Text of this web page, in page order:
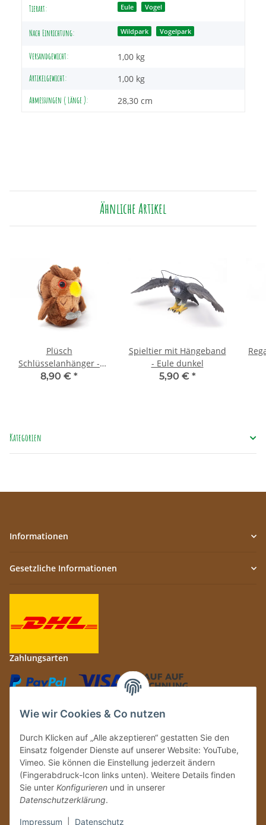
Wie wir Cookies & Co nutzen
Durch Klicken auf „Alle akzeptieren“ gestatten Sie den
Einsatz folgender Dienste auf unserer Website: YouTube,
Vimeo. Sie können die Einstellung jederzeit ändern
(Fingerabdruck-Icon links unten). Weitere Details finden
Sie unter Konfigurieren und in unserer
Datenschutzerklärung.
Impressum Datenschutz
Tierart: Eule Vogel
Nach Einrichtung: Wildpark Vogelpark
Versandgewicht: 1,00 kg
Artikelgewicht: 1,00 kg
Abmessungen ( Länge ): 28,30 cm
Ähnliche Artikel
Plüsch
Schlüsselanhänger -
braune Eule
8,90 € *
Spieltier mit Hängeband
- Eule dunkel
5,90 € *
Kategorien
Informationen
Gesetzliche Informationen
Zahlungsarten
Auf Nummer sicher
Ein Partnershop der